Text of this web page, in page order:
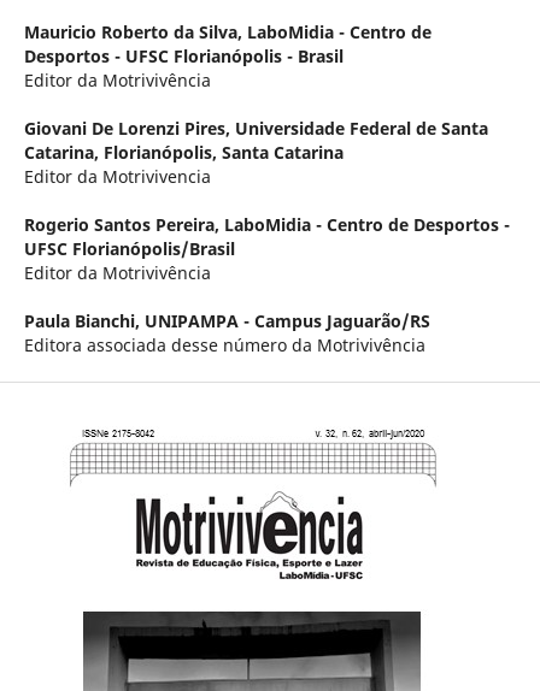
Mauricio Roberto da Silva, LaboMidia - Centro de
Desportos - UFSC Florianópolis - Brasil
Editor da Motrivivência
Giovani De Lorenzi Pires, Universidade Federal de Santa
Catarina, Florianópolis, Santa Catarina
Editor da Motrivivencia
Rogerio Santos Pereira, LaboMidia - Centro de Desportos -
UFSC Florianópolis/Brasil
Editor da Motrivivência
Paula Bianchi, UNIPAMPA - Campus Jaguarão/RS
Editora associada desse número da Motrivivência